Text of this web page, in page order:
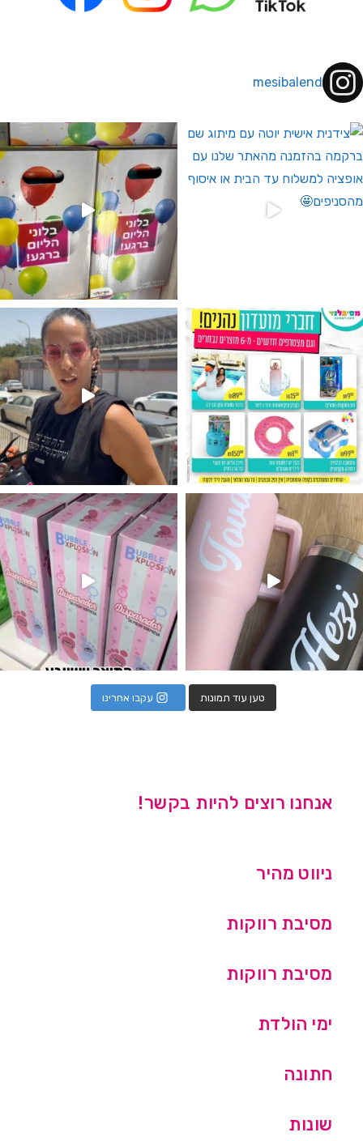
mesibalend
לחברי מועדון ומצטרפים חדשים🤍
מין העובר רק במסיבלנד !! קיים
מטף לגילוי מין העובר חזר למלא
טען עוד תמונות עקבו אחרינו
אנחנו רוצים להיות בקשר!
ניווט מהיר
מסיבת רווקות
מסיבת רווקות
ימי הולדת
חתונה
שונות